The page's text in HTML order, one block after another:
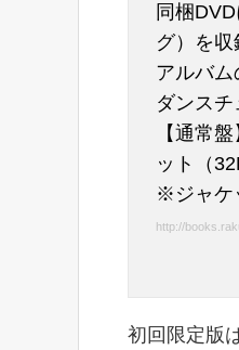
同梱
グ）を収
アルバ
ダンスチ
【通常
ット（
※ジャケ
http://
初回限定版